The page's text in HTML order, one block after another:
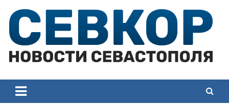
content
Севастополя
Севастополя